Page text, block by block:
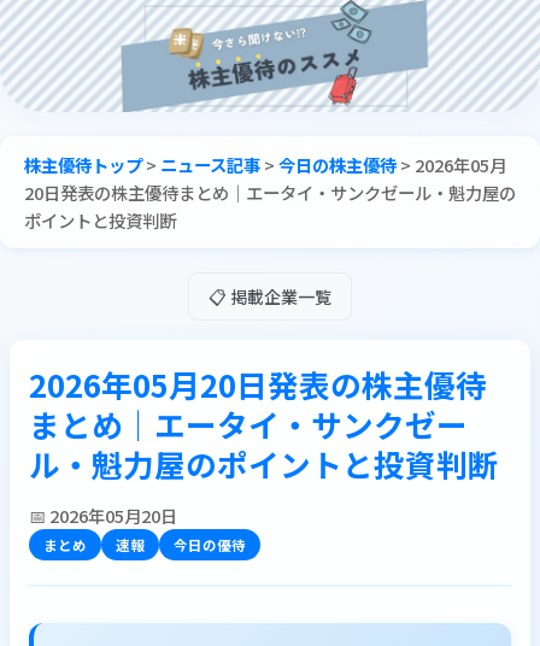
株主優待トップ> ニュース記事>今日の株主優待> 2026年05月
20日発表の株主優待まとめ｜エータイ・サンクゼール・魁力屋の
ポイントと投資判断
📋 掲載企業一覧
2026年05月20日発表の株主優待
まとめ｜エータイ・サンクゼー
ル・魁力屋のポイントと投資判断
📅 2026年05月20日
まとめ 速報 今日の優待